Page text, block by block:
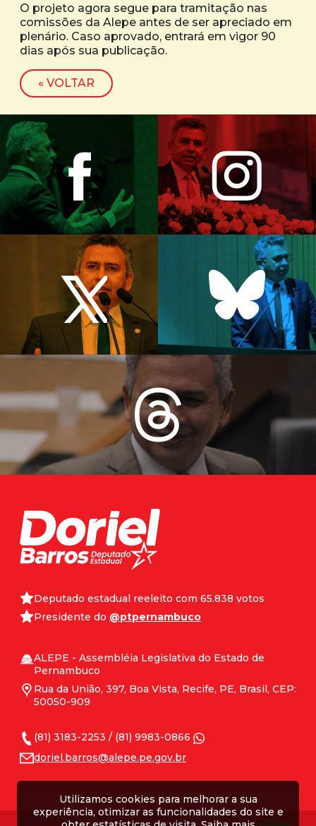
O projeto agora segue para tramitação nas
comissões da Alepe antes de ser apreciado em
plenário. Caso aprovado, entrará em vigor 90
dias após sua publicação.
« VOLTAR
Deputado estadual reeleito com 65.838 votos
Presidente do @ptpernambuco
ALEPE - Assembléia Legislativa do Estado de
Pernambuco
Rua da União, 397, Boa Vista, Recife, PE, Brasil, CEP:
50050-909
(81) 3183-2253 / (81) 9983-0866
doriel.barros@alepe.pe.gov.br
Utilizamos cookies para melhorar a sua
experiência, otimizar as funcionalidades do site e